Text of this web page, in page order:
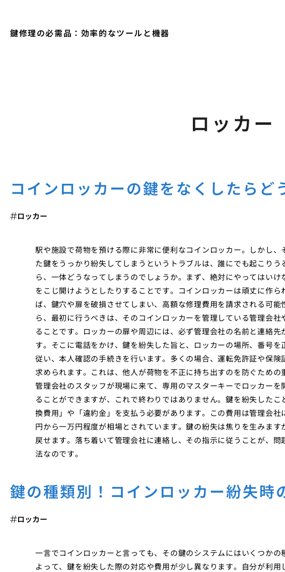
鍵修理の必需品：効率的なツールと機器
ロッカー
コインロッカーの鍵をなくしたらど
ロッカー
駅や施設で荷物を預ける際に非常に便利なコインロッカー。しかし
た鍵をうっかり紛失してしまうというトラブルは、誰にでも起こり
ら、一体どうなってしまうのでしょうか。まず、絶対にやってはい
をこじ開けようとしたりすることです。コインロッカーは頑丈に作
ば、鍵穴や扉を破損させてしまい、高額な修理費用を請求される可
ら、最初に行うべきは、そのコインロッカーを管理している管理会
ることです。ロッカーの扉や周辺には、必ず管理会社の名前と連絡
す。そこに電話をかけ、鍵を紛失した旨と、ロッカーの場所、番号
従い、本人確認の手続きを行います。多くの場合、運転免許証や保
求められます。これは、他人が荷物を不正に持ち出すのを防ぐための
管理会社のスタッフが現場に来て、専用のマスターキーでロッカー
ることができますが、これで終わりではありません。鍵を紛失した
換費用」や「違約金」を支払う必要があります。この費用は管理会
円から一万円程度が相場とされています。鍵の紛失は焦りを生みま
戻せます。落ち着いて管理会社に連絡し、その指示に従うことが、
法なのです。
鍵の種類別！コインロッカー紛失時
ロッカー
一言でコインロッカーと言っても、その鍵のシステムにはいくつか
よって、鍵を紛失した際の対応や費用が少し異なります。自分が利